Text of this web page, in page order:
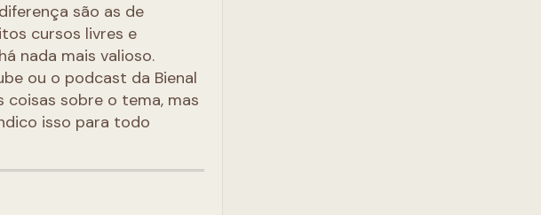
são as de
cursos livres e
nada mais valioso.
ou o podcast da Bienal
coisas sobre o tema, mas
isso para todo